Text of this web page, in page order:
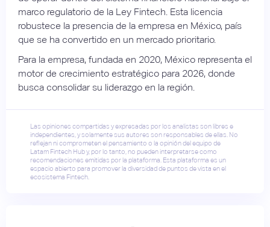
marco regulatorio de la Ley Fintech. Esta licencia
robustece la presencia de la empresa en México, país
que se ha convertido en un mercado prioritario.
Para la empresa, fundada en 2020, México representa el
motor de crecimiento estratégico para 2026, donde
busca consolidar su liderazgo en la región.
Las opiniones compartidas y expresadas por los analistas son libres e
independientes, y solamente sus autores son responsables de ellas. No
reflejan ni comprometen el pensamiento o la opinión del equipo de
Latam Fintech Hub y, por lo tanto, no pueden interpretarse como
recomendaciones emitidas por la plataforma. Esta plataforma es un
espacio abierto para promover la diversidad de puntos de vista en el
ecosistema Fintech.